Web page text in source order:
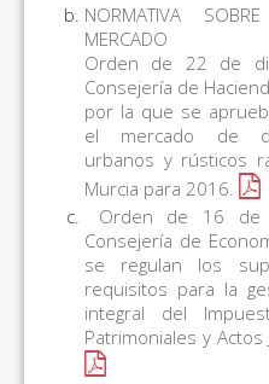
NORMATIVA
MERCADO
Orden de 22 de
Consejería de
por la que se
el mercado de
urbanos y rústicos
Murcia para 2016.
Orden de 16 de
Consejería de
se regulan los
requisitos para la
integral del
Patrimoniales y